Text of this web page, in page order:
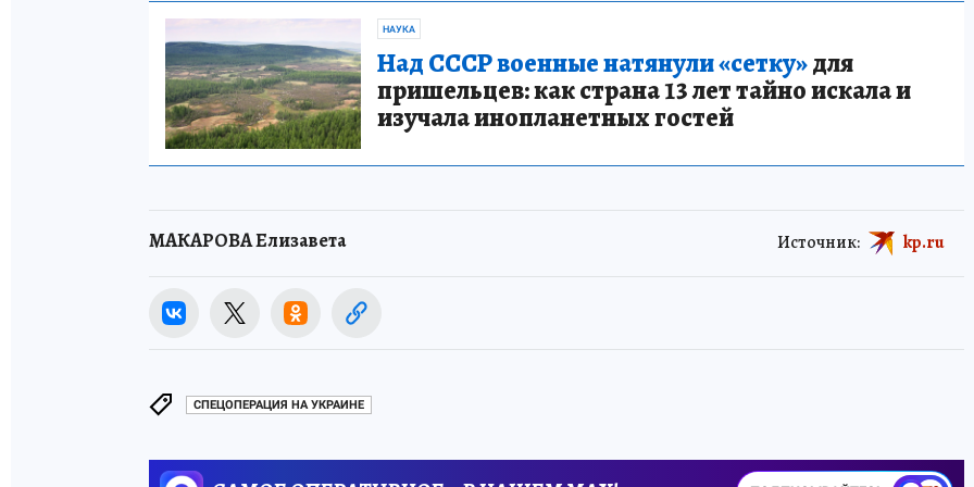
НАУКА
Над СССР военные натянули «сетку»для
пришельцев: как страна 13 лет тайно искала и
изучала инопланетных гостей
МАКАРОВА Елизавета Источник: kp.ru
СПЕЦОПЕРАЦИЯ НА УКРАИНЕ